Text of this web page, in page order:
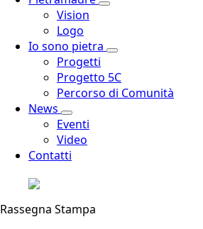
Vision
Logo
Io sono pietra
Progetti
Progetto 5C
Percorso di Comunità
News
Eventi
Video
Contatti
Rassegna Stampa